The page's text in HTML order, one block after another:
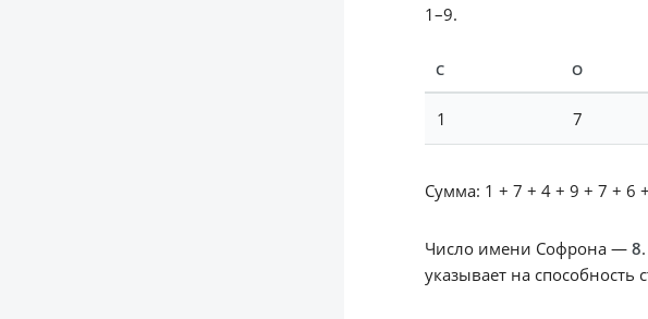
1–9.
С О
1 7
Сумма: 1 + 7 + 4 + 9 + 7 + 6
Число имени Софрона — 8
указывает на